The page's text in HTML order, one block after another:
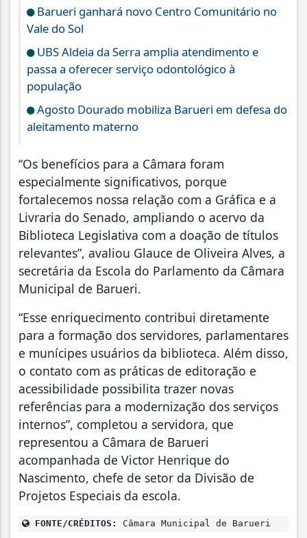
Barueri ganhará novo Centro Comunitário no
Vale do Sol
UBS Aldeia da Serra amplia atendimento e
passa a oferecer serviço odontológico à
população
Agosto Dourado mobiliza Barueri em defesa do
aleitamento materno
“Os benefícios para a Câmara foram
especialmente significativos, porque
fortalecemos nossa relação com a Gráfica e a
Livraria do Senado, ampliando o acervo da
Biblioteca Legislativa com a doação de títulos
relevantes”, avaliou Glauce de Oliveira Alves, a
secretária da Escola do Parlamento da Câmara
Municipal de Barueri.
“Esse enriquecimento contribui diretamente
para a formação dos servidores, parlamentares
e munícipes usuários da biblioteca. Além disso,
o contato com as práticas de editoração e
acessibilidade possibilita trazer novas
referências para a modernização dos serviços
internos”, completou a servidora, que
representou a Câmara de Barueri
acompanhada de Victor Henrique do
Nascimento, chefe de setor da Divisão de
Projetos Especiais da escola.
FONTE/CRÉDITOS: Câmara Municipal de Barueri